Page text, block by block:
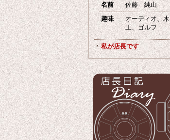
名前
佐藤 純山
趣味
オーディオ、木
工、ゴルフ
私が店長です